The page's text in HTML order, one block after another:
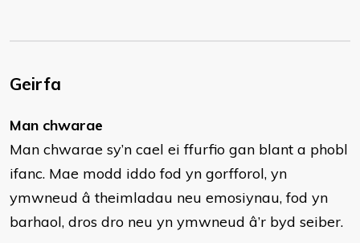
Geirfa
Man chwarae
Man chwarae sy’n cael ei ffurfio gan blant a phobl
ifanc. Mae modd iddo fod yn gorfforol, yn
ymwneud â theimladau neu emosiynau, fod yn
barhaol, dros dro neu yn ymwneud â’r byd seiber.